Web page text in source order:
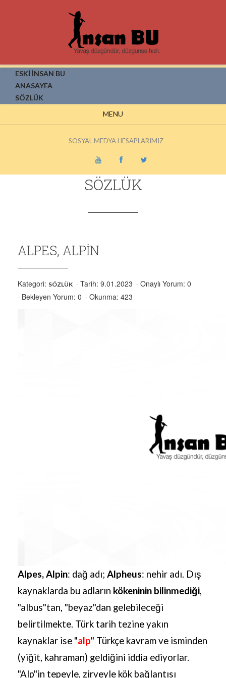
ESKİ İNSAN BU
ANASAYFA
SÖZLÜK
MENU
SOSYAL MEDYA HESAPLARIMIZ
SÖZLÜK
ALPES, ALPIN
Kategori: SÖZLÜK Tarih: 9.01.2023
Onaylı Yorum: 0
Bekleyen Yorum: 0
Okunma: 423
Alpes, Alpin: dağ adı; Alpheus: nehir adı. Dış
kaynaklarda bu adların kökeninin bilinmediği,
"albus"tan, "beyaz"dan gelebileceği
belirtilmekte. Türk tarih tezine yakın
kaynaklar ise "alp" Türkçe kavram ve isminden
(yiğit, kahraman) geldiğini iddia ediyorlar.
"Alp"in tepeyle, zirveyle kök bağlantısı